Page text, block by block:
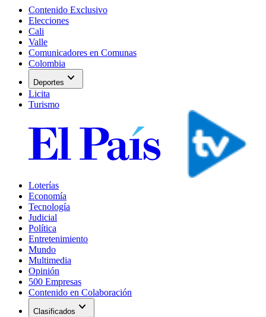
Contenido Exclusivo
Elecciones
Cali
Valle
Comunicadores en Comunas
Colombia
Deportes expand_more
Licita
Turismo
Loterías
Economía
Tecnología
Judicial
Política
Entretenimiento
Mundo
Multimedia
Opinión
500 Empresas
Contenido en Colaboración
Clasificados expand_more